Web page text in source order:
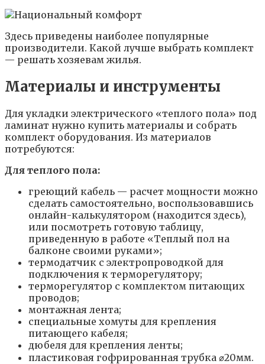
Здесь приведены наиболее популярные
производители. Какой лучше выбрать комплект
— решать хозяевам жилья.
Материалы и инструменты
Для укладки электрического «теплого пола» под
ламинат нужно купить материалы и собрать
комплект оборудования. Из материалов
потребуются:
Для теплого пола:
греющий кабель — расчет мощности можно
сделать самостоятельно, воспользовавшись
онлайн-калькулятором (находится здесь),
или посмотреть готовую таблицу,
приведенную в работе «Теплый пол на
балконе своими руками»;
термодатчик с электропроводкой для
подключения к терморегулятору;
терморегулятор с комплектом питающих
проводов;
монтажная лента;
специальные хомуты для крепления
питающего кабеля;
дюбеля для крепления ленты;
пластиковая гофрированная трубка ⌀20мм.